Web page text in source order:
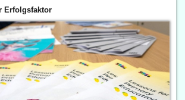
Erfolgsfaktor